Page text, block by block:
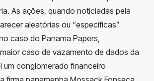
As ações, quando noticiadas pela
aleatórias ou “específicas”
caso do Panama Papers,
caso de vazamento de dados da
um conglomerado financeiro